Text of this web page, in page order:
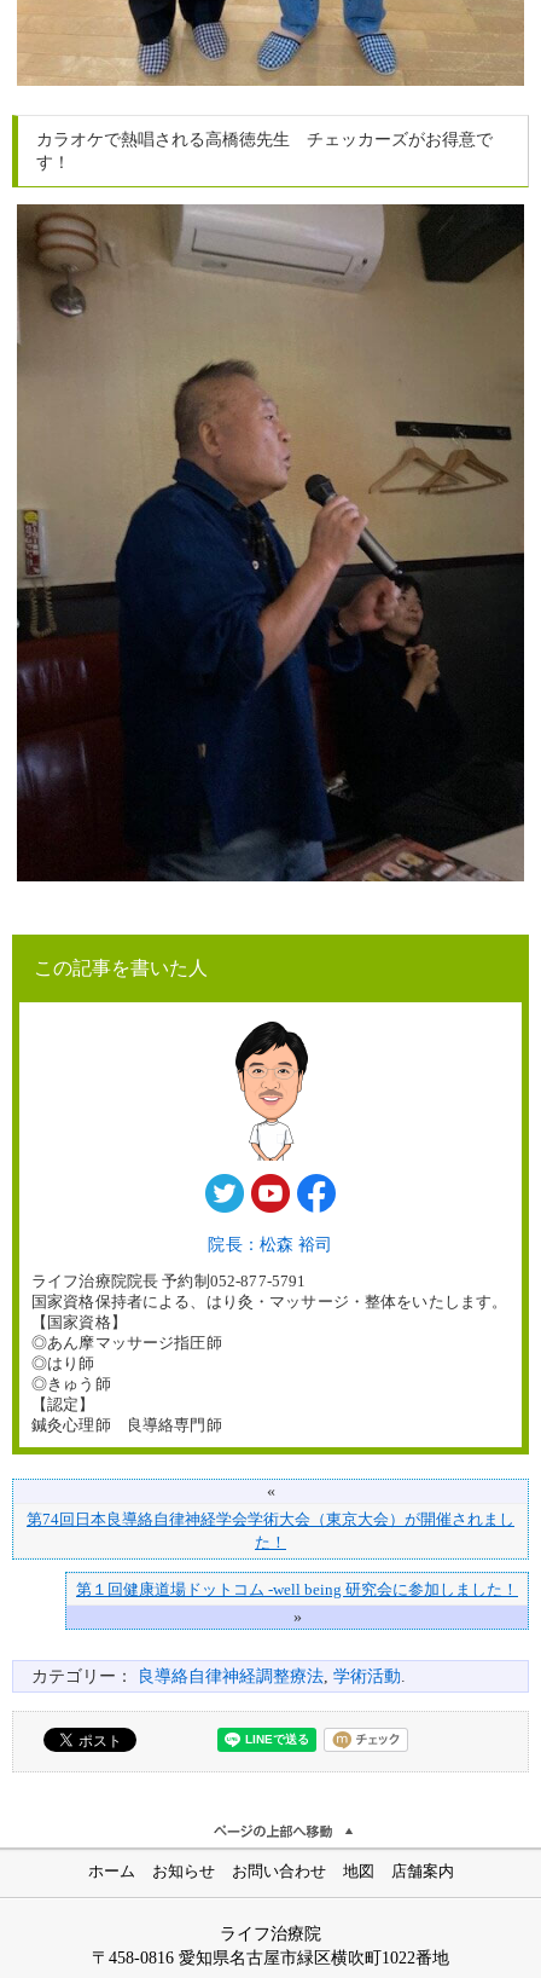
カラオケで熱唱される高橋徳先生 チェッカーズがお得意で
す！
この記事を書いた人
院長：松森 裕司
ライフ治療院院長 予約制052-877-5791
国家資格保持者による、はり灸・マッサージ・整体をいたします。
【国家資格】
◎あん摩マッサージ指圧師
◎はり師
◎きゅう師
【認定】
鍼灸心理師 良導絡専門師
«
第74回日本良導絡自律神経学会学術大会（東京大会）が開催されまし
た！
第１回健康道場ドットコム -well being 研究会に参加しました！
»
カテゴリー： 良導絡自律神経調整療法 学術活動
ホーム お知らせ お問い合わせ 地図 店舗案内
ライフ治療院
〒458-0816 愛知県名古屋市緑区横吹町1022番地